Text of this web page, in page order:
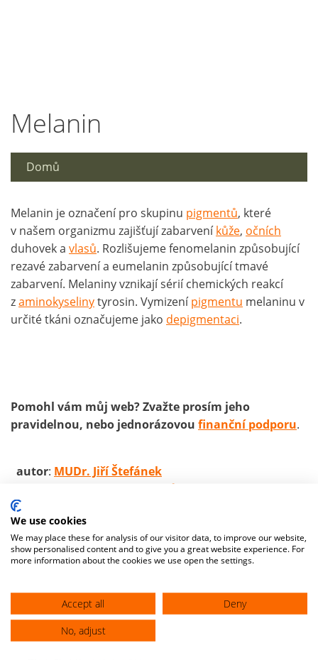
Melanin
Domů
Melanin je označení pro skupinu pigmentů, které
v našem organizmu zajišťují zabarveníkůže, očních
duhovek a vlasů. Rozlišujeme fenomelanin způsobující
rezavé zabarvení a eumelanin způsobující tmavé
zabarvení. Melaniny vznikají sérií chemických reakcí
zaminokyselinytyrosin. Vymizenípigmentu melaninu v
určité tkáni označujeme jako depigmentaci.
Pomohl vám můj web? Zvažte prosím jeho
pravidelnou, nebo jednorázovou finanční podporu.
autor: MUDr. Jiří Štefánek
základní zdroje textů
We use cookies
We may place these for analysis of our visitor data, to improve our website,
show personalised content and to give you a great website experience. For
more information about the cookies we use open the settings.
Accept all
Deny
No, adjust